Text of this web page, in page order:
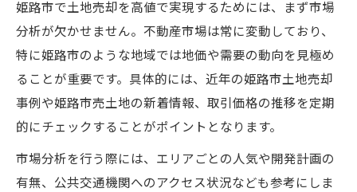
姫路市で土地売却を高値で実現するためには、まず市場
分析が欠かせません。不動産市場は常に変動しており、
特に姫路市のような地域では地価や需要の動向を見極め
ることが重要です。具体的には、近年の姫路市土地売却
事例や姫路市売土地の新着情報、取引価格の推移を定期
的にチェックすることがポイントとなります。
市場分析を行う際には、エリアごとの人気や開発計画の
有無、公共交通機関へのアクセス状況なども参考にしま